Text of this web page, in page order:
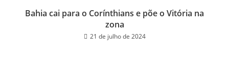
Bahia cai para o Corínthians e põe o Vitória na
zona
21 de julho de 2024